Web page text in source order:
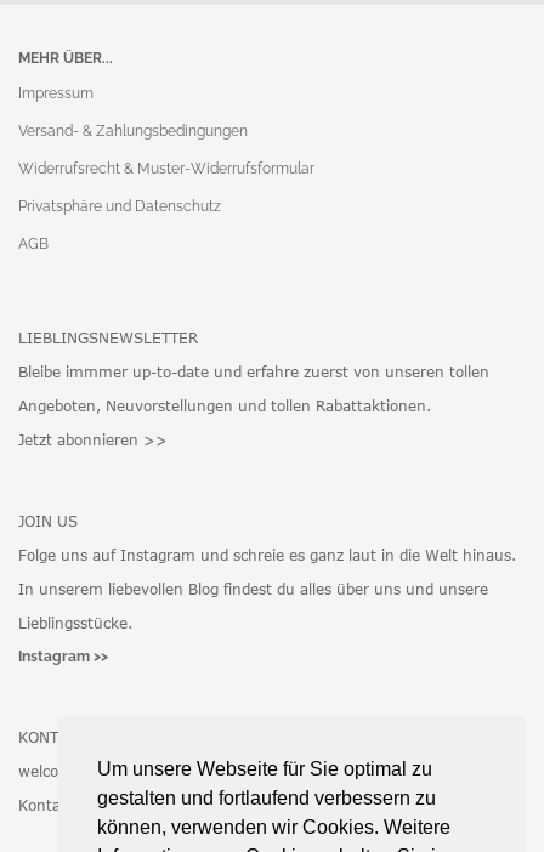
Um unsere Webseite für Sie optimal zu
gestalten und fortlaufend verbessern zu
können, verwenden wir Cookies. Weitere
MEHR ÜBER...
Impressum
Versand- & Zahlungsbedingungen
Widerrufsrecht & Muster-Widerrufsformular
Privatsphäre und Datenschutz
AGB
LIEBLINGSNEWSLETTER
Bleibe immmer up-to-date und erfahre zuerst von unseren tollen
Angeboten, Neuvorstellungen und tollen Rabattaktionen.
Jetzt abonnieren >>
JOIN US
Folge uns auf Instagram und schreie es ganz laut in die Welt hinaus.
In unserem liebevollen Blog findest du alles über uns und unsere
Lieblingsstücke.
Instagram >>
KONTAKT
welcome@latokka.de
Kontaktformular >>